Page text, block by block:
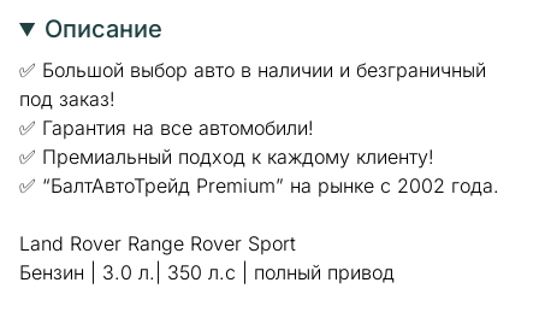
Описание
✅ Большой выбор авто в наличии и безграничный
под заказ!
✅ Гарантия на все автомобили!
✅ Премиальный подход к каждому клиенту!
✅ “БалтАвтоТрейд Premium” на рынке с 2002 года.
Land Rover Range Rover Sport
Бензин | 3.0 л.| 350 л.с | полный привод